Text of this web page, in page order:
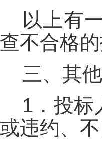
以上有
查不合格
三、其
1．投标
或违约、不